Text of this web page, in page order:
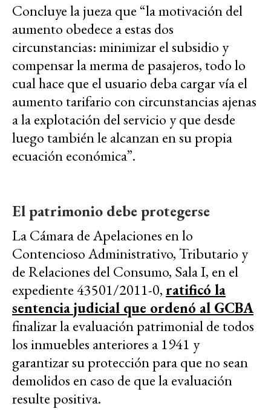
Concluye la jueza que “la motivación del
aumento obedece a estas dos
circunstancias: minimizar el subsidio y
compensar la merma de pasajeros, todo lo
cual hace que el usuario deba cargar vía el
aumento tarifario con circunstancias ajenas
a la explotación del servicio y que desde
luego también le alcanzan en su propia
ecuación económica”.
El patrimonio debe protegerse
La Cámara de Apelaciones en lo
Contencioso Administrativo, Tributario y
de Relaciones del Consumo, Sala I, en el
expediente 43501/2011-0,ratificó la
sentencia judicial que ordenó al GCBA
finalizar la evaluación patrimonial de todos
los inmuebles anteriores a 1941 y
garantizar su protección para que no sean
demolidos en caso de que la evaluación
resulte positiva.